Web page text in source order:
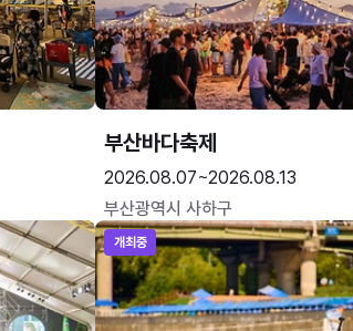
부산바다축제
2026.08.07~2026.08.13
부산광역시 사하구
개최중